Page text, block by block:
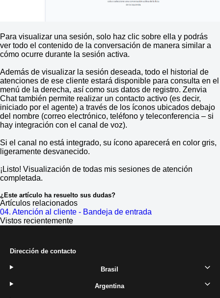
Para visualizar una sesión, solo haz clic sobre ella y podrás
ver todo el contenido de la conversación de manera similar a
cómo ocurre durante la sesión activa.
Además de visualizar la sesión deseada, todo el historial de
atenciones de ese cliente estará disponible para consulta en el
menú de la derecha, así como sus datos de registro. Zenvia
Chat también permite realizar un contacto activo (es decir,
iniciado por el agente) a través de los íconos ubicados debajo
del nombre (correo electrónico, teléfono y teleconferencia – si
hay integración con el canal de voz).
Si el canal no está integrado, su ícono aparecerá en color gris,
ligeramente desvanecido.
¡Listo! Visualización de todas mis sesiones de atención
completada.
¿Este artículo ha resuelto sus dudas?
Artículos relacionados
04. Atención al cliente - Bandeja de entrada
Vistos recientemente
Dirección de contacto
Brasil
Argentina